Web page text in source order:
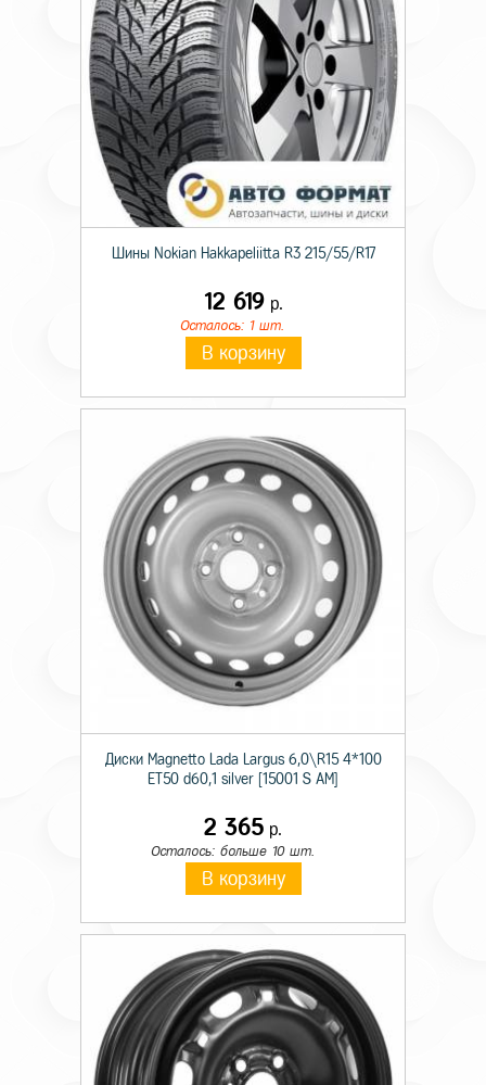
Шины Nokian Hakkapeliitta R3 215/55/R17
12 619р.
Осталось: 1 шт.
В корзину
Диски Magnetto Lada Largus 6,0\R15 4*100
ET50 d60,1 silver [15001 S AM]
2 365 р.
Осталось: больше 10 шт.
В корзину